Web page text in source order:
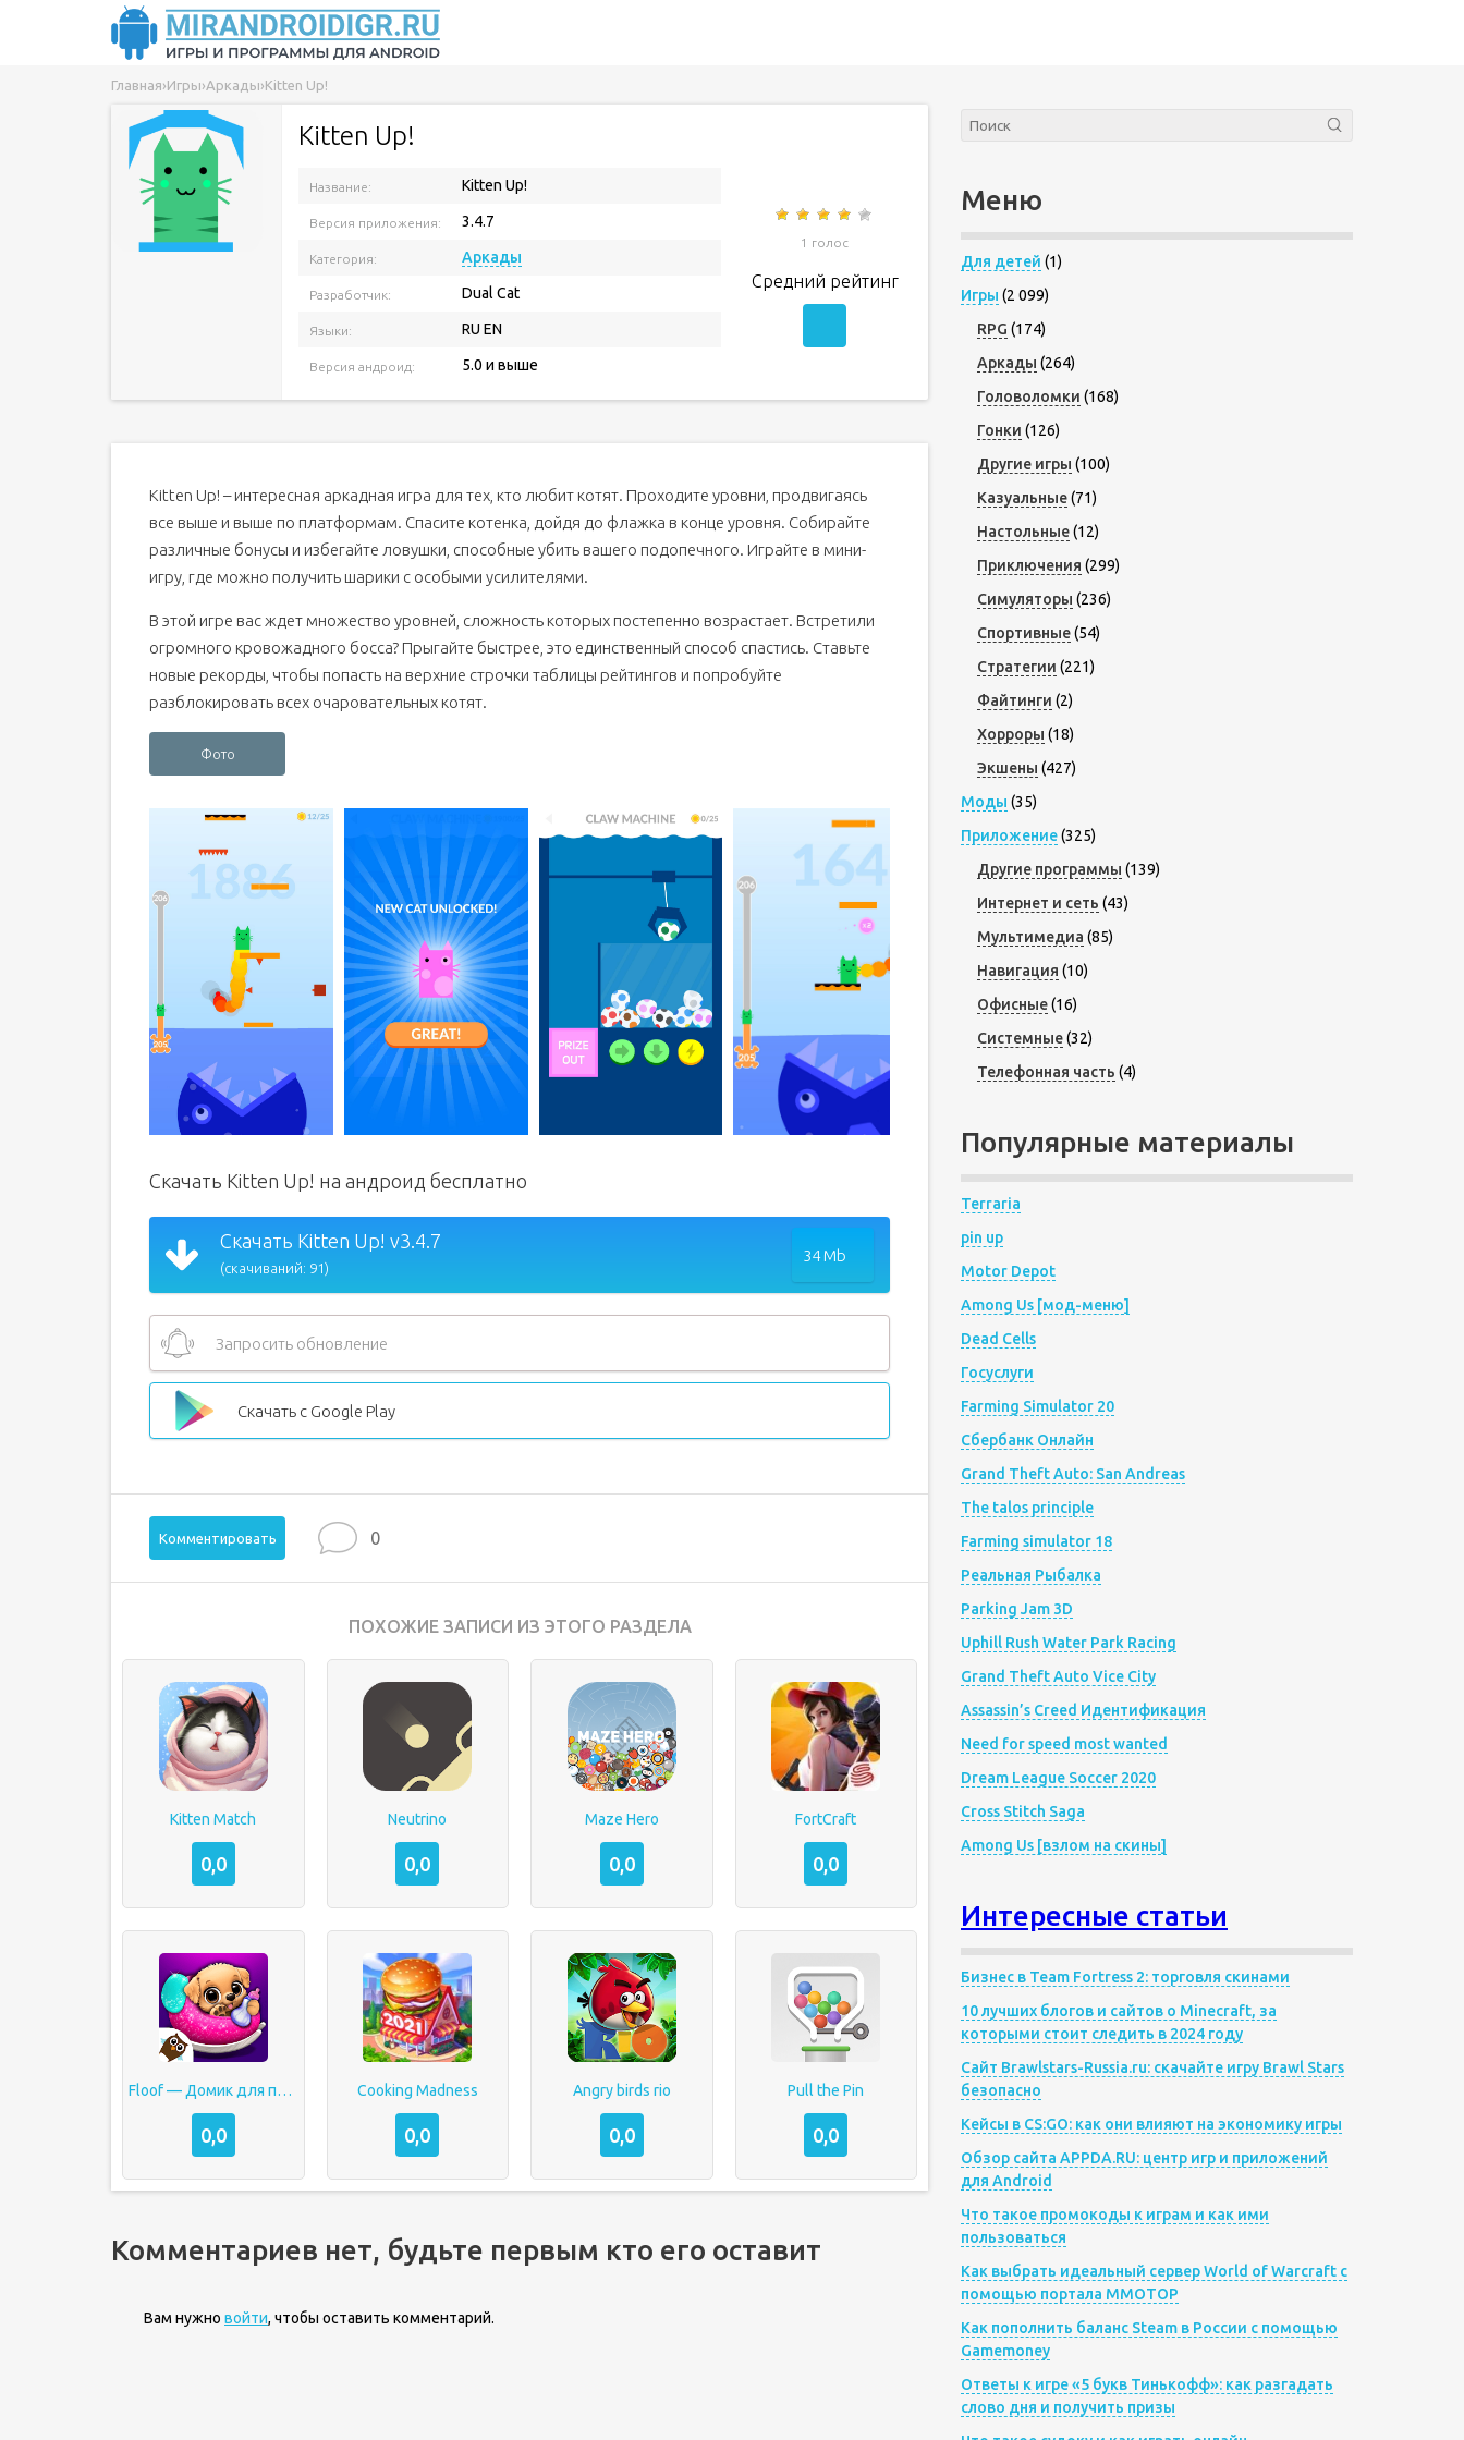
Главная›Игры›Аркады›Kitten Up!
Kitten Up!
Название: Kitten Up!
Версия приложения: 3.4.7
Категория: Аркады
Разработчик: Dual Cat
Языки: RU EN
Версия андроид: 5.0 и выше
1 голос
Средний рейтинг
Kitten Up! – интересная аркадная игра для тех, кто любит котят. Проходите уровни, продвигаясь
все выше и выше по платформам. Спасите котенка, дойдя до флажка в конце уровня. Собирайте
различные бонусы и избегайте ловушки, способные убить вашего подопечного. Играйте в мини-
игру, где можно получить шарики с особыми усилителями.
В этой игре вас ждет множество уровней, сложность которых постепенно возрастает. Встретили
огромного кровожадного босса? Прыгайте быстрее, это единственный способ спастись. Ставьте
новые рекорды, чтобы попасть на верхние строчки таблицы рейтингов и попробуйте
разблокировать всех очаровательных котят.
Фото
Скачать Kitten Up! на андроид бесплатно
Скачать Kitten Up! v3.4.7
(скачиваний: 91)
34 Mb
Запросить обновление
Скачать с Google Play
Комментировать 0
ПОХОЖИЕ ЗАПИСИ ИЗ ЭТОГО РАЗДЕЛА
Kitten Match
0,0
Neutrino
0,0
Maze Hero
0,0
FortCraft
0,0
Floof — Домик для питомца
0,0
Cooking Madness
0,0
Angry birds rio
0,0
Pull the Pin
0,0
Комментариев нет, будьте первым кто его оставит
Вам нужно войти, чтобы оставить комментарий.
Меню
Для детей (1)
Игры (2 099)
RPG (174)
Аркады (264)
Головоломки (168)
Гонки (126)
Другие игры (100)
Казуальные(71)
Настольные(12)
Приключения (299)
Симуляторы (236)
Спортивные(54)
Стратегии (221)
Файтинги (2)
Хорроры (18)
Экшены (427)
Моды (35)
Приложение(325)
Другие программы (139)
Интернет и сеть (43)
Мультимедиа (85)
Навигация (10)
Офисные(16)
Системные(32)
Телефонная часть (4)
Популярные материалы
Terraria
pin up
Motor Depot
Among Us [мод-меню]
Dead Cells
Госуслуги
Farming Simulator 20
Сбербанк Онлайн
Grand Theft Auto: San Andreas
The talos principle
Farming simulator 18
Реальная Рыбалка
Parking Jam 3D
Uphill Rush Water Park Racing
Grand Theft Auto Vice City
Assassin’s Creed Идентификация
Need for speed most wanted
Dream League Soccer 2020
Cross Stitch Saga
Among Us [взлом на скины]
Интересные статьи
Бизнес в Team Fortress 2: торговля скинами
10 лучших блогов и сайтов о Minecraft, за
которыми стоит следить в 2024 году
Сайт Brawlstars-Russia.ru: скачайте игру Brawl Stars
безопасно
Кейсы в CS:GO: как они влияют на экономику игры
Обзор сайта APPDA.RU: центр игр и приложений
для Android
Что такое промокоды к играм и как ими
пользоваться
Как выбрать идеальный сервер World of Warcraft с
помощью портала MMOTOP
Как пополнить баланс Steam в России с помощью
Gamemoney
Ответы к игре «5 букв Тинькофф»: как разгадать
слово дня и получить призы